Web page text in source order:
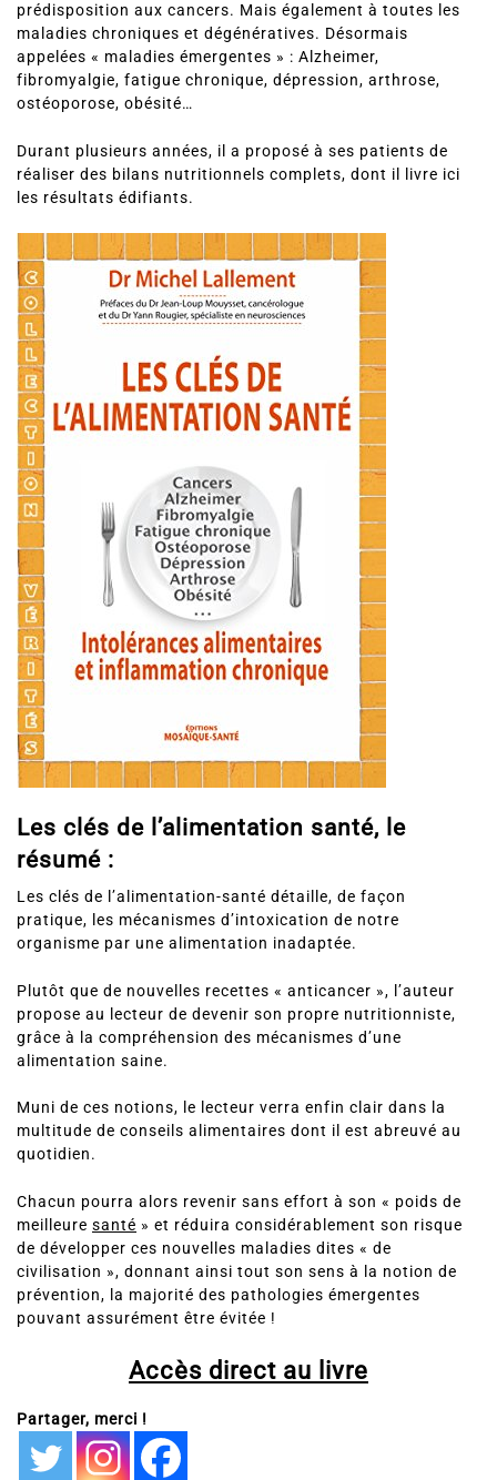
prédisposition aux cancers. Mais également à toutes les
maladies chroniques et dégénératives. Désormais
appelées « maladies émergentes » : Alzheimer,
fibromyalgie, fatigue chronique, dépression, arthrose,
ostéoporose, obésité…
Durant plusieurs années, il a proposé à ses patients de
réaliser des bilans nutritionnels complets, dont il livre ici
les résultats édifiants.
Les clés de l’alimentation santé, le
résumé :
Les clés de l’alimentation-santé détaille, de façon
pratique, les mécanismes d’intoxication de notre
organisme par une alimentation inadaptée.
Plutôt que de nouvelles recettes « anticancer », l’auteur
propose au lecteur de devenir son propre nutritionniste,
grâce à la compréhension des mécanismes d’une
alimentation saine.
Muni de ces notions, le lecteur verra enfin clair dans la
multitude de conseils alimentaires dont il est abreuvé au
quotidien.
Chacun pourra alors revenir sans effort à son « poids de
meilleure santé » et réduira considérablement son risque
de développer ces nouvelles maladies dites « de
civilisation », donnant ainsi tout son sens à la notion de
prévention, la majorité des pathologies émergentes
pouvant assurément être évitée !
Accès direct au livre
Partager, merci !